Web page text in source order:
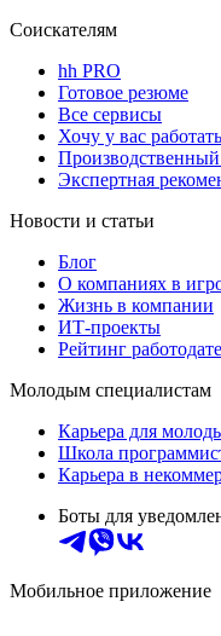
Соискателям
hh PRO
Готовое резюме
Все сервисы
Хочу у вас работать
Производственный
Экспертная
Новости и статьи
Блог
О компаниях в
Жизнь в компании
ИТ-проекты
Рейтинг
Молодым специалистам
Карьера для
Школа
Карьера в
Боты для
Мобильное приложение